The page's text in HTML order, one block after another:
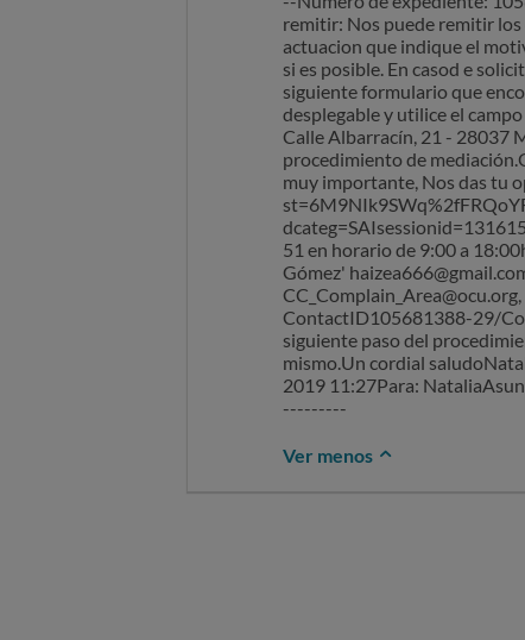
remitir: Nos puede remitir
actuacion que indique el
si es posible. En casod e
siguiente formulario que
desplegable y utilice el
Calle Albarracín, 21 - 28037
procedimiento de
muy importante, Nos das tu
51 en horario de 9:00 a
Gómez'
ContactID105681388-29/
siguiente paso del
mismo.Un cordial
2019 11:27Para:
---------
Ver menos